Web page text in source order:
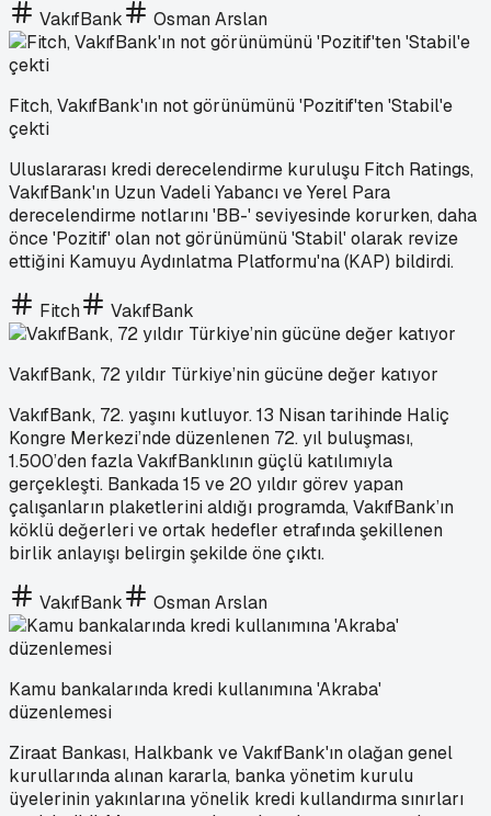
VakıfBank Osman Arslan
Fitch, VakıfBank'ın not görünümünü 'Pozitif'ten 'Stabil'e
çekti
Uluslararası kredi derecelendirme kuruluşu Fitch Ratings,
VakıfBank'ın Uzun Vadeli Yabancı ve Yerel Para
derecelendirme notlarını 'BB-' seviyesinde korurken, daha
önce 'Pozitif' olan not görünümünü 'Stabil' olarak revize
ettiğini Kamuyu Aydınlatma Platformu'na (KAP) bildirdi.
Fitch VakıfBank
VakıfBank, 72 yıldır Türkiye’nin gücüne değer katıyor
VakıfBank, 72. yaşını kutluyor. 13 Nisan tarihinde Haliç
Kongre Merkezi’nde düzenlenen 72. yıl buluşması,
1.500’den fazla VakıfBanklının güçlü katılımıyla
gerçekleşti. Bankada 15 ve 20 yıldır görev yapan
çalışanların plaketlerini aldığı programda, VakıfBank’ın
köklü değerleri ve ortak hedefler etrafında şekillenen
birlik anlayışı belirgin şekilde öne çıktı.
VakıfBank Osman Arslan
Kamu bankalarında kredi kullanımına 'Akraba'
düzenlemesi
Ziraat Bankası, Halkbank ve VakıfBank'ın olağan genel
kurullarında alınan kararla, banka yönetim kurulu
üyelerinin yakınlarına yönelik kredi kullandırma sınırları